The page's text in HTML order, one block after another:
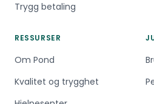
Trygg betaling
RESSURSER
Om Pond
Kvalitet og trygghet